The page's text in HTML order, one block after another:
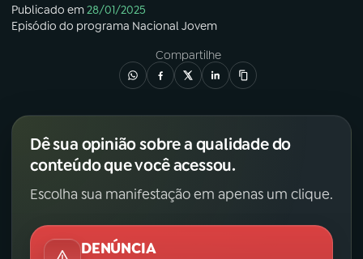
Publicado em28/01/2025
Episódio do programa Nacional Jovem
Compartilhe
Dê sua opinião sobre a qualidade do
conteúdo que você acessou.
Escolha sua manifestação em apenas um clique.
DENÚNCIA